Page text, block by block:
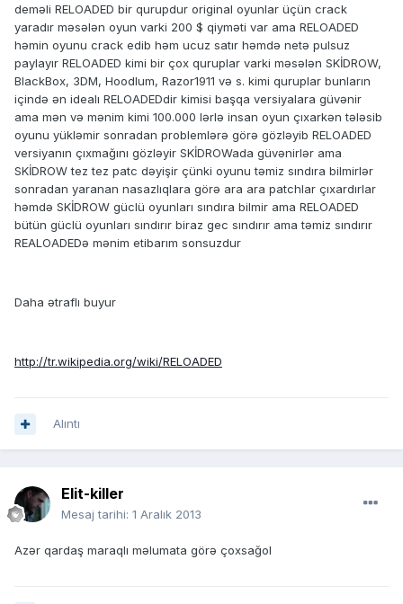
deməli RELOADED bir qurupdur original oyunlar üçün crack
yaradır məsələn oyun varki 200 $ qiyməti var ama RELOADED
həmin oyunu crack edib həm ucuz satır həmdə netə pulsuz
paylayır RELOADED kimi bir çox quruplar varki məsələn SKİDROW,
BlackBox, 3DM, Hoodlum, Razor1911 və s. kimi quruplar bunların
içində ən idealı RELOADEDdir kimisi başqa versiyalara güvənir
ama mən və mənim kimi 100.000 lərlə insan oyun çıxarkən tələsib
oyunu yükləmir sonradan problemlərə görə gözləyib RELOADED
versiyanın çıxmağını gözləyir SKİDROWada güvənirlər ama
SKİDROW tez tez patc dəyişir çünki oyunu təmiz sındıra bilmirlər
sonradan yaranan nasazlıqlara görə ara ara patchlar çıxardırlar
həmdə SKİDROW güclü oyunları sındıra bilmir ama RELOADED
bütün güclü oyunları sındırır biraz gec sındırır ama təmiz sındırır
REALOADEDə mənim etibarım sonsuzdur
Daha ətraflı buyur
http://tr.wikipedia.org/wiki/RELOADED
Alıntı
Elit-killer
Mesaj tarihi: 1 Aralık 2013
Azər qardaş maraqlı məlumata görə çoxsağol